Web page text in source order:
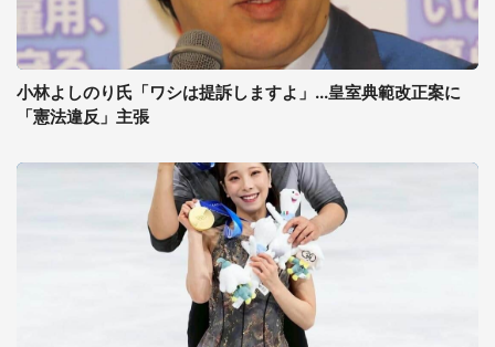
小林よしのり氏「ワシは提訴しますよ」...皇室典範改正案に
「憲法違反」主張